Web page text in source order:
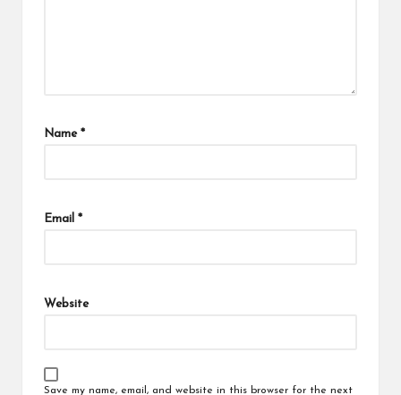
Name *
Email *
Website
Save my name, email, and website in this browser for the next